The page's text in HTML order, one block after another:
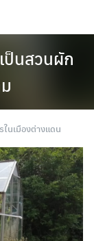
ป็นสวนผัก
ในเมืองต่างแดน